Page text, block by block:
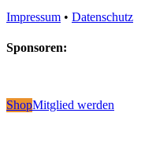
Impressum • Datenschutz
Sponsoren:
ShopMitglied werden